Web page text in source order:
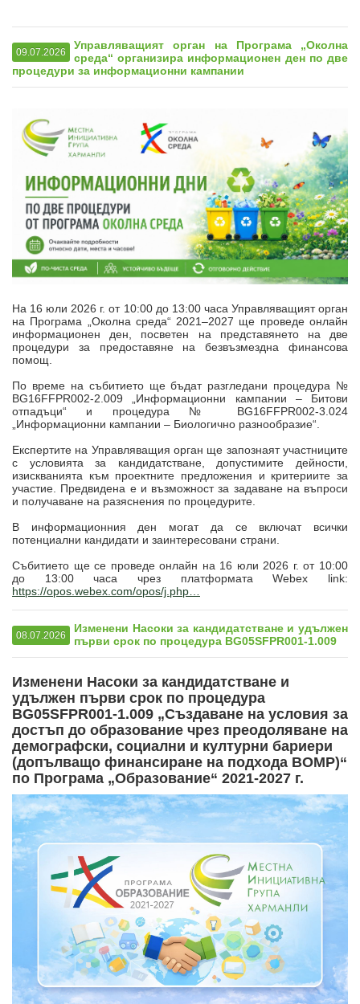
09.07.2026
Управляващият орган на Програма „Околна
среда“ организира информационен ден по две
процедури за информационни кампании
На 16 юли 2026 г. от 10:00 до 13:00 часа Управляващият орган
на Програма „Околна среда“ 2021–2027 ще проведе онлайн
информационен ден, посветен на представянето на две
процедури за предоставяне на безвъзмездна финансова
помощ.
По време на събитието ще бъдат разгледани процедура №
BG16FFPR002-2.009 „Информационни кампании – Битови
отпадъци“ и процедура № BG16FFPR002-3.024
„Информационни кампании – Биологично разнообразие“.
Експертите на Управляващия орган ще запознаят участниците
с условията за кандидатстване, допустимите дейности,
изискванията към проектните предложения и критериите за
участие. Предвидена е и възможност за задаване на въпроси
и получаване на разяснения по процедурите.
В информационния ден могат да се включат всички
потенциални кандидати и заинтересовани страни.
Събитието ще се проведе онлайн на 16 юли 2026 г. от 10:00
до 13:00 часа чрез платформата Webex link:
https://opos.webex.com/opos/j.php…
08.07.2026
Изменени Насоки за кандидатстване и удължен
първи срок по процедура BG05SFPR001-1.009
Изменени Насоки за кандидатстване и
удължен първи срок по процедура
BG05SFPR001-1.009 „Създаване на условия за
достъп до образование чрез преодоляване на
демографски, социални и културни бариери
(допълващо финансиране на подхода ВОМР)“
по Програма „Образование“ 2021-2027 г.